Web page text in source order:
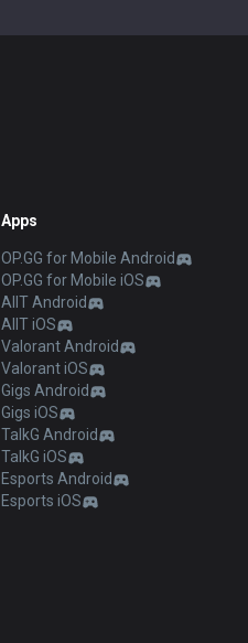
Apps
OP.GG for Mobile Android
OP.GG for Mobile iOS
AllT Android
AllT iOS
Valorant Android
Valorant iOS
Gigs Android
Gigs iOS
TalkG Android
TalkG iOS
Esports Android
Esports iOS